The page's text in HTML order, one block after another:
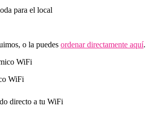
para el local
o la puedes ordenar directamente aquí.
WiFi
directo a tu WiFi